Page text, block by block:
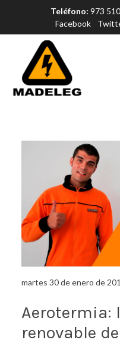
Teléfono: 973
Facebook
martes 30 de enero de
Aerotermia:
renovable